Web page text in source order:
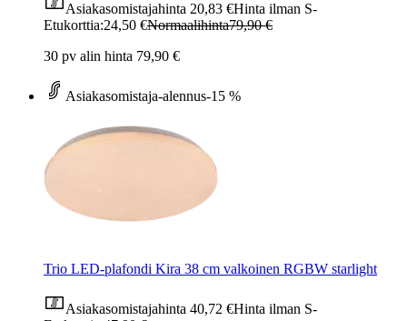
Asiakasomistajahinta 20,83 €Hinta ilman S-
Etukorttia:24,50 €Normaalihinta79,90 €
30 pv alin hinta 79,90 €
Asiakasomistaja-alennus-15 %
Trio LED-plafondi Kira 38 cm valkoinen RGBW starlight
Asiakasomistajahinta 40,72 €Hinta ilman S-